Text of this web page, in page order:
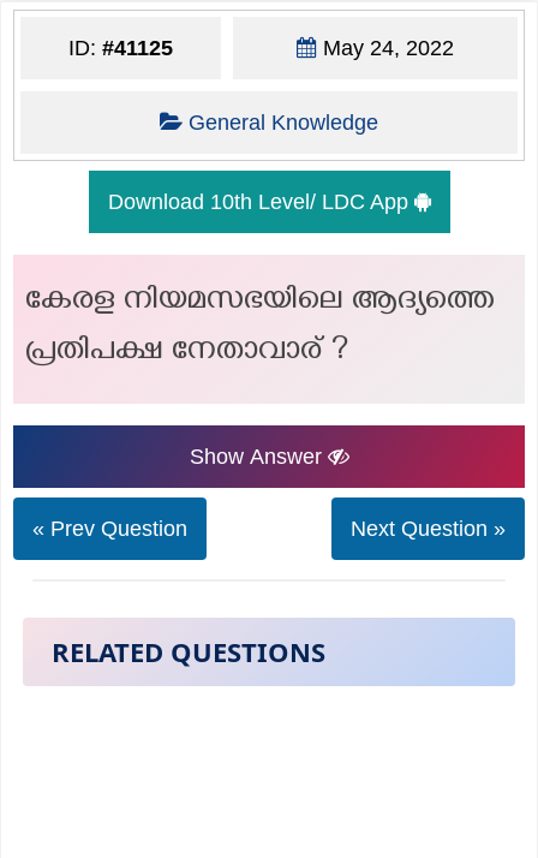
ID: #41125 May 24, 2022
General Knowledge
Download 10th Level/ LDC App
കേരള നിയമസഭയിലെ ആദ്യത്തെ
പ്രതിപക്ഷ നേതാവാര് ?
Show Answer
« Prev Question Next Question »
RELATED QUESTIONS